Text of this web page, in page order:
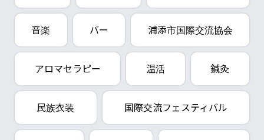
音楽 バー 浦添市国際交流協会
アロマセラピー 温活 鍼灸
民族衣装 国際交流フェスティバル